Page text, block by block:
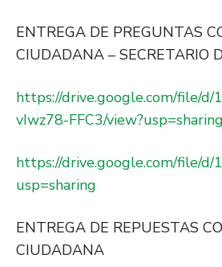
ENTREGA DE PREGUNTAS
CIUDADANA – SECRETARIO
https://drive.google.com/file/d/
vIwz78-FFC3/view?usp=sharing
https://drive.google.com/file/d/
usp=sharing
ENTREGA DE REPUESTAS
CIUDADANA